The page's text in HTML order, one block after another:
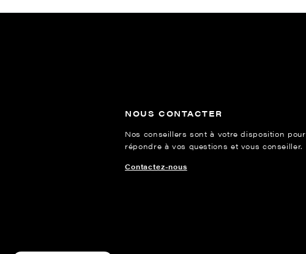
NOUS CONTACTER
Nos conseillers sont à votre disposition pour
répondre à vos questions et vous conseiller.
Contactez-nous